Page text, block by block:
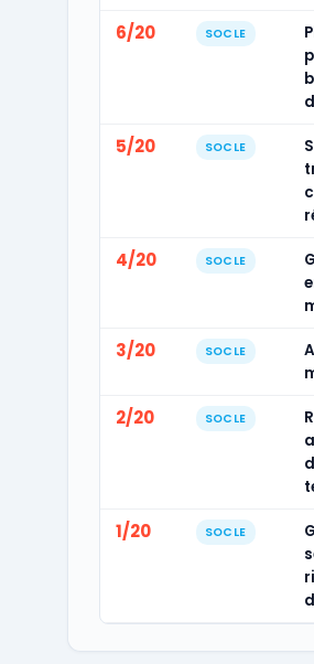
6/20 SOCLE
5/20 SOCLE
4/20 SOCLE
3/20 SOCLE
2/20 SOCLE
1/20 SOCLE